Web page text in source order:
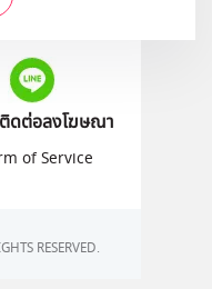
ที่
ติดต่อลงโฆษณา
of Service
RESERVED.